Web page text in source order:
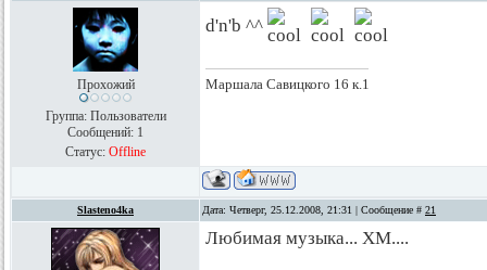
Прохожий
Группа: Пользователи
Сообщений: 1
Статус: Offline
d'n'b ^^
Маршала Савицкого 16 к.1
Slasteno4ka Дата: Четверг, 25.12.2008, 21:31 | Сообщение # 21
Любимая музыка... ХМ....